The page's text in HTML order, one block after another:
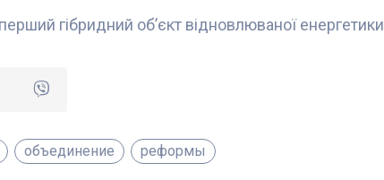
гібридний об’єкт відновлюваної енергетики
объединение реформы